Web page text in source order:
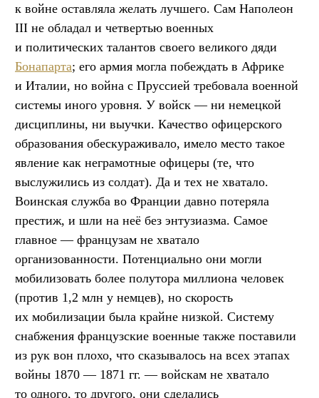
к войне оставляла желать лучшего. Сам Наполеон
III не обладал и четвертью военных
и политических талантов своего великого дяди
Бонапарта; его армия могла побеждать в Африке
и Италии, но война с Пруссией требовала военной
системы иного уровня. У войск — ни немецкой
дисциплины, ни выучки. Качество офицерского
образования обескураживало, имело место такое
явление как неграмотные офицеры (те, что
выслужились из солдат). Да и тех не хватало.
Воинская служба во Франции давно потеряла
престиж, и шли на неё без энтузиазма. Самое
главное — французам не хватало
организованности. Потенциально они могли
мобилизовать более полутора миллиона человек
(против 1,2 млн у немцев), но скорость
их мобилизации была крайне низкой. Систему
снабжения французские военные также поставили
из рук вон плохо, что сказывалось на всех этапах
войны 1870 — 1871 гг. — войскам не хватало
то одного, то другого, они сделались